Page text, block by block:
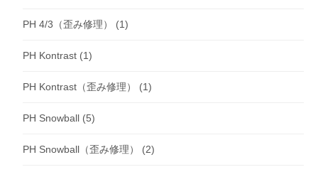
PH 4/3（歪み修理） (1)
PH Kontrast (1)
PH Kontrast（歪み修理） (1)
PH Snowball (5)
PH Snowball（歪み修理） (2)